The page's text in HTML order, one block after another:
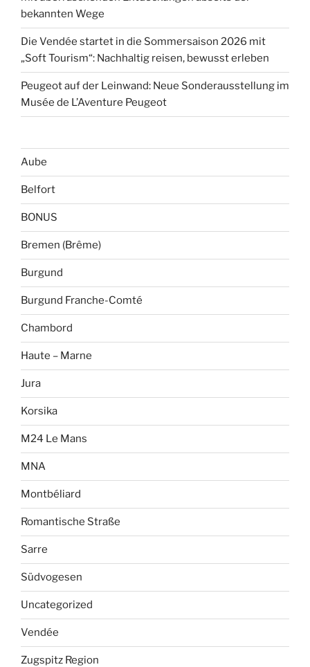
bekannten Wege
Die Vendée startet in die Sommersaison 2026 mit
„Soft Tourism“: Nachhaltig reisen, bewusst erleben
Peugeot auf der Leinwand: Neue Sonderausstellung im
Musée de L’Aventure Peugeot
Aube
Belfort
BONUS
Bremen (Brême)
Burgund
Burgund Franche-Comté
Chambord
Haute – Marne
Jura
Korsika
M24 Le Mans
MNA
Montbéliard
Romantische Straße
Sarre
Südvogesen
Uncategorized
Vendée
Zugspitz Region